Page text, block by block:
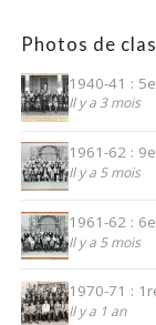
Photos de
1940-41 :
Il y a 3 mois
1961-62 :
Il y a 5 mois
1961-62 :
Il y a 5 mois
1970-71 :
Il y a 1 an